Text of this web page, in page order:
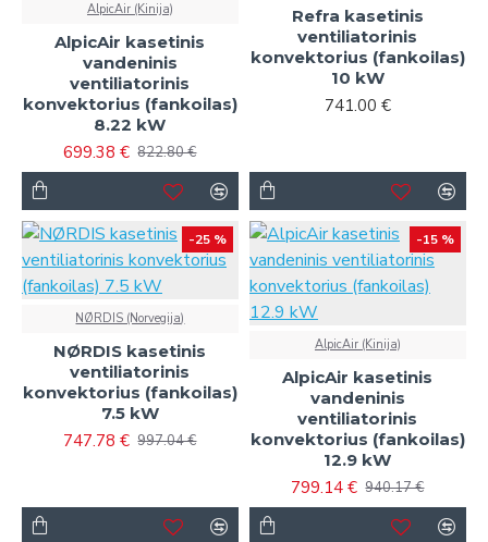
AlpicAir (Kinija)
AlpicAir kasetinis
vandeninis
ventiliatorinis
konvektorius (fankoilas)
8.22 kW
699.38 € 822.80 €
Refra kasetinis
ventiliatorinis
konvektorius (fankoilas)
10 kW
741.00 €
-25 %
NØRDIS (Norvegija)
NØRDIS kasetinis
ventiliatorinis
konvektorius (fankoilas)
7.5 kW
747.78 € 997.04 €
-15 %
AlpicAir (Kinija)
AlpicAir kasetinis
vandeninis
ventiliatorinis
konvektorius (fankoilas)
12.9 kW
799.14 € 940.17 €